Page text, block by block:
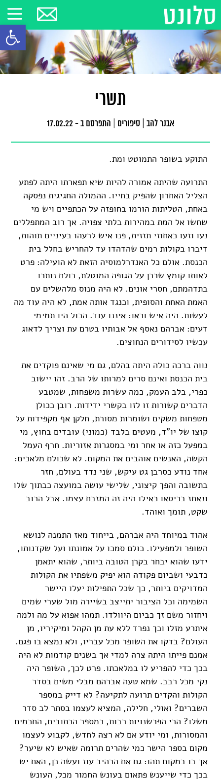
פתח
תשרי
אבנר להב סיפורים התפרסם ב - 17.02.22
התוקע בשופר התמוטט ומת.
התרועה שהיתה אמורה להיות שיא תפארתו היתה לפתע
הצליל האחרון שהפיק בחייו. ההמולה החגיגית נפסקה
באחת, הטליתות הורמו בחופזה על הכתפיים ויש מי
שחשו אל המת במהירות בלתי צפויה. אך רוב המתפללים
נעו וזעו כאחוזי תזזית, פנו איש לרעהו בעיניים תוהות,
דיברו בקולות רמים שהדהדו עד להחריש בחלל בית
הכנסת. אולם כל האנדרלמוסיה הזאת לא הועילה: פרט
לאותו קומץ שרכן על הגופה המוטלת, כולם נותרו
בתדהמתם, חסרי אונים. לא היה מנוס מלהשלים עם
האמת האחת והסופית, וכנגד אותה אמת, לא היה עוד מה
לעשות. היה איש וראו: איננו עוד. הכול היו תמימי
דעים: אברהם נאסף אל אבותיו בטרם עת וצריך לדאוג
עכשיו לסידורים הנחוצים.
נווה ברכה כולה היתה בהלם, גם מי שאינם פוקדים את
בית הכנסת ואינם סרים למרותו של הרב. זהו יישוב
כפרי, בלב העמק, כמה עשרות משפחות, שמטבע
הדברים קשורות זו לזו בקשרי ידידות. רובן ככולן
מטפחות משקים ושומרות מסורת, חלקן אף מקפידות על
קוצו של יו"ד, מעטים בלבד (כמוני) עובדים בחוץ, מי
במפעל כזה או אחר ומי במסגרות אזוריות. חרף העמל
הקשה, האנשים אוהבים את המקום. לא שכולם מלאכים:
אחד נודע כסרבן גט עיקש, שני נדד בעולם, חזר
בתשובה והפך קיצוני, שלישי עושה במועצה כבתוך שלו
ונאחז בכיסאו כאילו היה זה המזבח עצמו. אבל הרוב
שקט, תומך ואוהד.
אהוד במיוחד היה אברהם, בייחוד מאז התמנה לנושא
השופר ולמפעילו. כולם סמכו על אמונתו ועל שקדנותו,
ידעו שהוא יבחר בקרן הטובה ביותר, שהוא יתאמן
כדבעי ושביום פקודה הוא יפיק משפתיו את הקולות
המדויקים ביותר, כך שכל התפילות יעלו היישר
השמימה וכל הציבור יתייצב בשיירה מול שערי שמים
ויחזור משם זך כביום היוולדו. תמהו אפוא על מה ולמה
איתרע מזלו וכך נפרד ללא עת מן הקהל ומיקיריו, מן
העולם? בדקו את השופר מכל עבריו, ולא נמצא בו פגם.
אמנם פייתו היתה צרה למדי אך בשנים קודמות לא היה
בכך כדי להפריע לו במלאכתו. פרט לכך, השופר היה
נקי מכל רבב. שמא טעה אברהם מבלי משים בסדר
הקולות והקדים תרועה לתקיעה? לא דייק במספר
השברים? ואולי, חלילה, המציא לעצמו בסתר לב סדר
משלו? הרי הפרשנויות רבות, כמספר הכתובים, החכמים
והמסורות, ומי יודע אם לא רצה לחדש, לקבוע לעצמו
מקום בספר הישר כמי שהרים תרומה שאיש לא שיער?
אך בו במקום תהו: גם אם הרהיב עוז ועשה כן, האם יש
בכך כדי שייענש פתאום בעונש החמור מכל, העונש